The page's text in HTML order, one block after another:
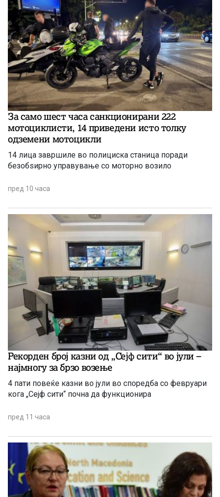
За само шест часа санкционирани 222
мотоциклисти, 14 приведени исто толку
одземени мотоцикли
14 лица завршиле во полициска станица поради
безобѕирно управување со моторно возило
пред 10 часа
Рекорден број казни од „Сејф сити“ во јули –
најмногу за брзо возење
4 пати повеќе казни во јули во споредба со февруари
кога „Сејф сити“ почна да функционира
пред 11 часа